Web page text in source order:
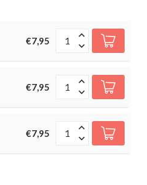
€7,95
€7,95
€7,95